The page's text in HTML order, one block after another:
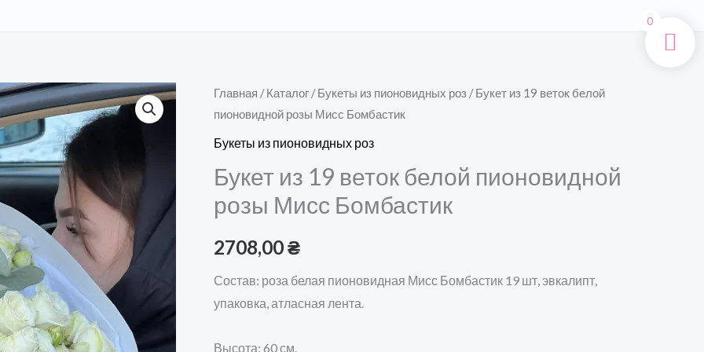
Поиск
Главная /Каталог /Букеты из пионовидных роз / Букет из 19 веток белой
пионовидной розы Мисс Бомбастик
Букеты из пионовидных роз
Букет из 19 веток белой пионовидной
розы Мисс Бомбастик
2708,00₴
Состав: роза белая пионовидная Мисс Бомбастик 19 шт, эвкалипт,
упаковка, атласная лента.
Высота: 60 см.
Количество
товара
Букет
19
веток
пионовидной
розы
Мисс
0